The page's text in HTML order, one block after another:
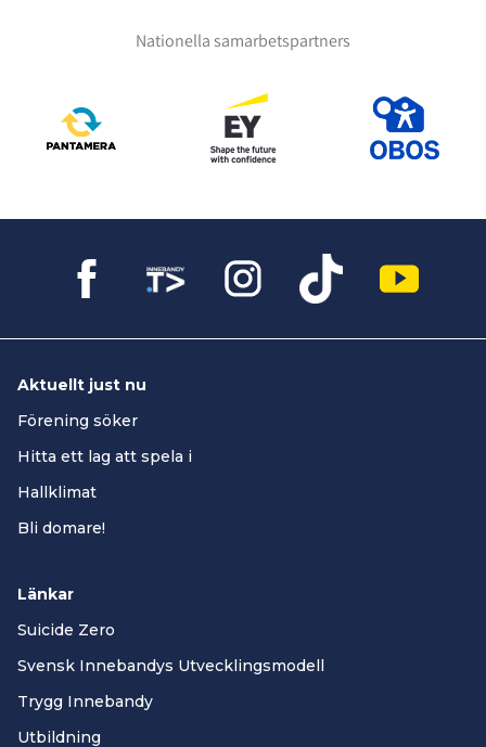
Nationella samarbetspartners
Aktuellt just nu
Förening söker
Hitta ett lag att spela i
Hallklimat
Bli domare!
Länkar
Suicide Zero
Svensk Innebandys Utvecklingsmodell
Trygg Innebandy
Utbildning